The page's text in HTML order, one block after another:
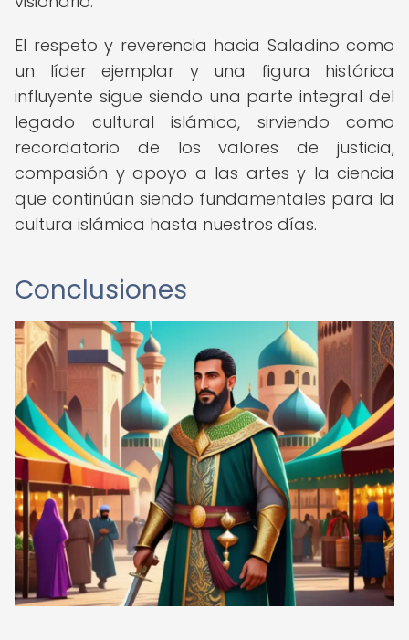
El respeto y reverencia hacia Saladino como
un líder ejemplar y una figura histórica
influyente sigue siendo una parte integral del
legado cultural islámico, sirviendo como
recordatorio de los valores de justicia,
compasión y apoyo a las artes y la ciencia
que continúan siendo fundamentales para la
cultura islámica hasta nuestros días.
Conclusiones